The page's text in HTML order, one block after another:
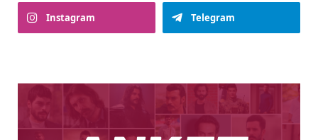
Instagram Telegram